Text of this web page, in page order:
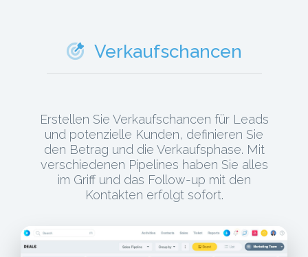
Verkaufschancen
Erstellen Sie Verkaufschancen für Leads
und potenzielle Kunden, definieren Sie
den Betrag und die Verkaufsphase. Mit
verschiedenen Pipelines haben Sie alles
im Griff und das Follow-up mit den
Kontakten erfolgt sofort.